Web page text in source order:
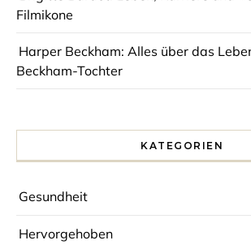
Filmikone
Harper Beckham: Alles über das
Beckham-Tochter
KATEGORIEN
Gesundheit
Hervorgehoben